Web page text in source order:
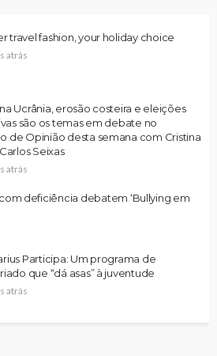
travel fashion, your holiday choice
atrás
Ucrânia, erosão costeira e eleições
são os temas em debate no
de Opinião desta semana com Cristina
Seixas
atrás
deficiência debatem ‘Bullying em
Participa: Um programa de
que “dá asas” à juventude
atrás